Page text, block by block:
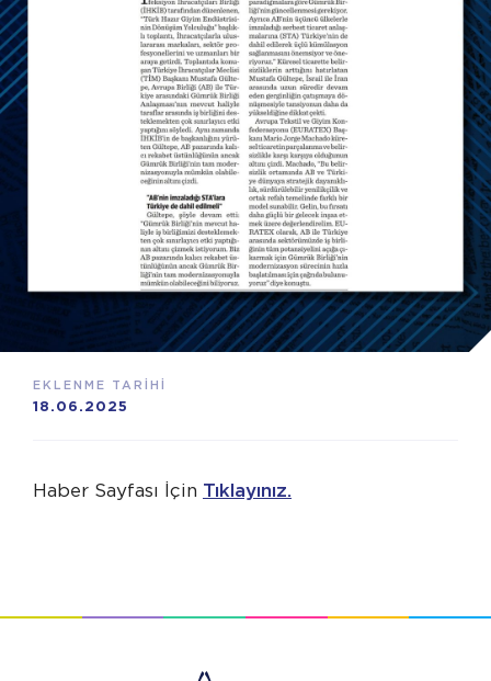
EKLENME TARİHİ
18.06.2025
Haber Sayfası İçin Tıklayınız.